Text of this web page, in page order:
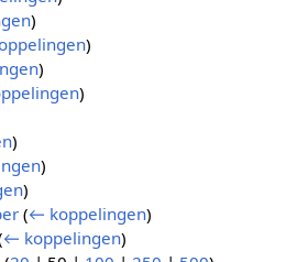
)
)
)
)
)
)
)
(← koppelingen)
← koppelingen)